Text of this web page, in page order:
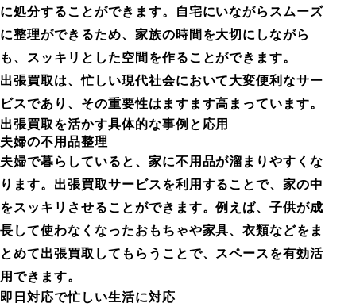
に処分することができます。自宅にいながらスムーズ
に整理ができるため、家族の時間を大切にしながら
も、スッキリとした空間を作ることができます。
出張買取は、忙しい現代社会において大変便利なサー
ビスであり、その重要性はますます高まっています。
出張買取を活かす具体的な事例と応用
夫婦の不用品整理
夫婦で暮らしていると、家に不用品が溜まりやすくな
ります。出張買取サービスを利用することで、家の中
をスッキリさせることができます。例えば、子供が成
長して使わなくなったおもちゃや家具、衣類などをま
とめて出張買取してもらうことで、スペースを有効活
用できます。
即日対応で忙しい生活に対応